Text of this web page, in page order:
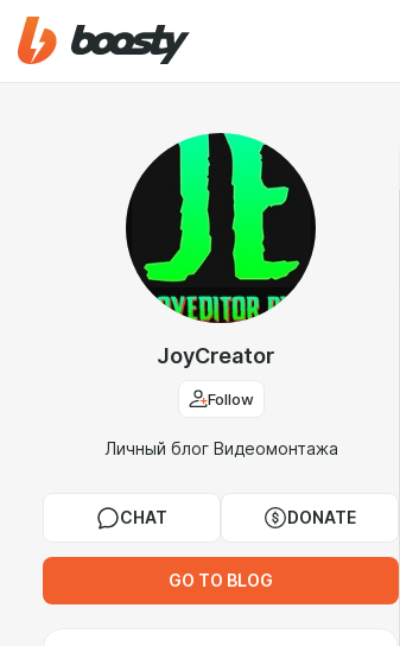
JoyCreator
Follow
Личный блог Видеомонтажа
CHAT DONATE
GO TO BLOG